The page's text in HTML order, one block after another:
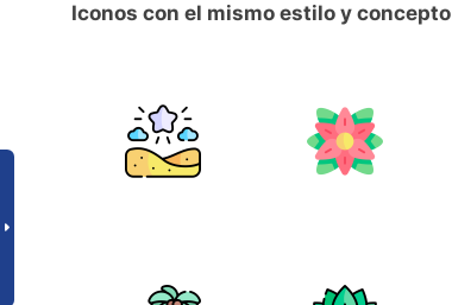
Iconos con el mismo estilo y concepto